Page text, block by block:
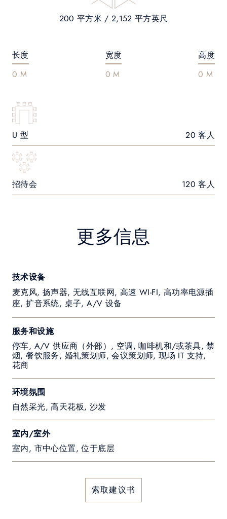
200 平方米 / 2,152 平方英尺
长度
0 M
宽度
0 M
高度
0 M
U 型 20 客人
招待会 120 客人
更多信息
技术设备
麦克风, 扬声器, 无线互联网, 高速 WI-FI, 高功率电源插
座, 扩音系统, 桌子, A/V 设备
服务和设施
停车, A/V 供应商（外部）, 空调, 咖啡机和/或茶具, 禁
烟, 餐饮服务, 婚礼策划师, 会议策划师, 现场 IT 支持,
花商
环境氛围
自然采光, 高天花板, 沙发
室内/室外
室内, 市中心位置, 位于底层
索取建议书